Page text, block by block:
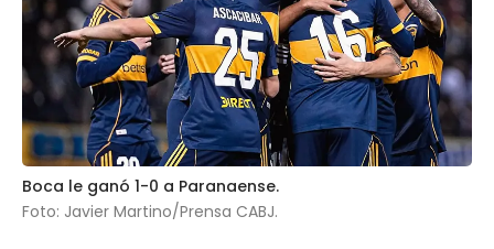
Boca le ganó 1-0 a Paranaense.
Foto: Javier Martino/Prensa CABJ.